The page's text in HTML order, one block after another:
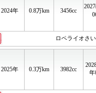
2024年 0.8万km 3456cc
ロペライオさ
2025年 0.3万km 3982cc
年